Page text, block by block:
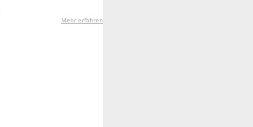
Mehr erfahren